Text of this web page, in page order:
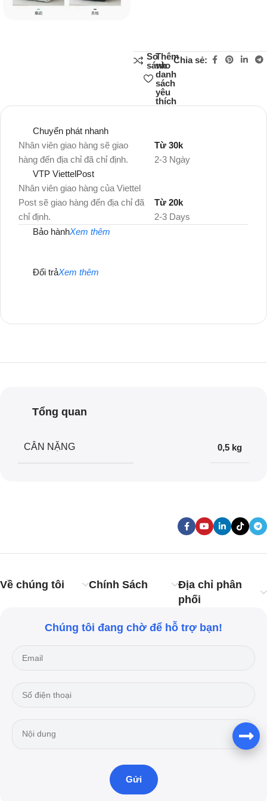
So
sánh
Thêm
vào
danh
sách
yêu
thích
Chia sẻ:
Chuyển phát nhanh
Nhân viên giao hàng sẽ giao
hàng đến địa chỉ đã chỉ định.
2-3 Ngày
Từ 30k
VTP ViettelPost
Nhân viên giao hàng của Viettel
Post sẽ giao hàng đến địa chỉ đã
chỉ định.
2-3 Days
Từ 20k
Bảo hànhXem thêm
Đổi trảXem thêm
Tổng quan
CÂN NẶNG 0,5 kg
Về chúng tôi Chính Sách
Địa chỉ phân
phối
Chúng tôi đang chờ để hỗ trợ bạn!